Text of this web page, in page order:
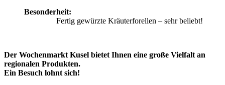
Besonderheit:
Fertig gewürzte Kräuterforellen – sehr beliebt!
Der Wochenmarkt Kusel bietet Ihnen eine große Vielfalt an
regionalen Produkten.
Ein Besuch lohnt sich!